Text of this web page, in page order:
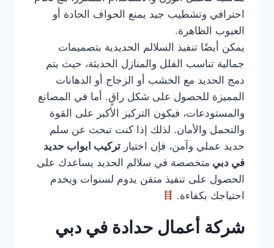
احترافي وتشطيب جيد يمنع الحواف الحادة أو
العيوب الظاهرة.
يمكن أيضًا تنفيذ السلالم الحديدية بتصميمات
جمالية تناسب الفلل والمنازل الحديثة، حيث يتم
دمج الحديد مع الخشب أو الزجاج أو الدهانات
المميزة للحصول على شكل راقٍ. أما في المصانع
والمستودعات، فيكون التركيز الأكبر على القوة
والتحمل والأمان. لذلك إذا كنت تبحث عن سلم
حديد عملي وآمن، فإن اختيار تركيب ابواب حديد
في دبي متخصصة في سلالم الحديد يساعدك على
الحصول على تنفيذ متقن يدوم لسنوات ويخدم
احتياجك بكفاءة.
شركة أعمال حدادة في دبي